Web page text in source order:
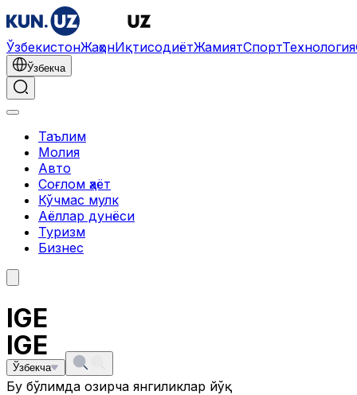
ЎзбекистонЖаҳонИқтисодиётЖамиятСпортТехнология
Ўзбекча
Таълим
Молия
Авто
Соғлом ҳаёт
Кўчмас мулк
Аёллар дунёси
Туризм
Бизнес
IGE
Ўзбекча
IGE
Бу бўлимда ҳозирча янгиликлар йўқ